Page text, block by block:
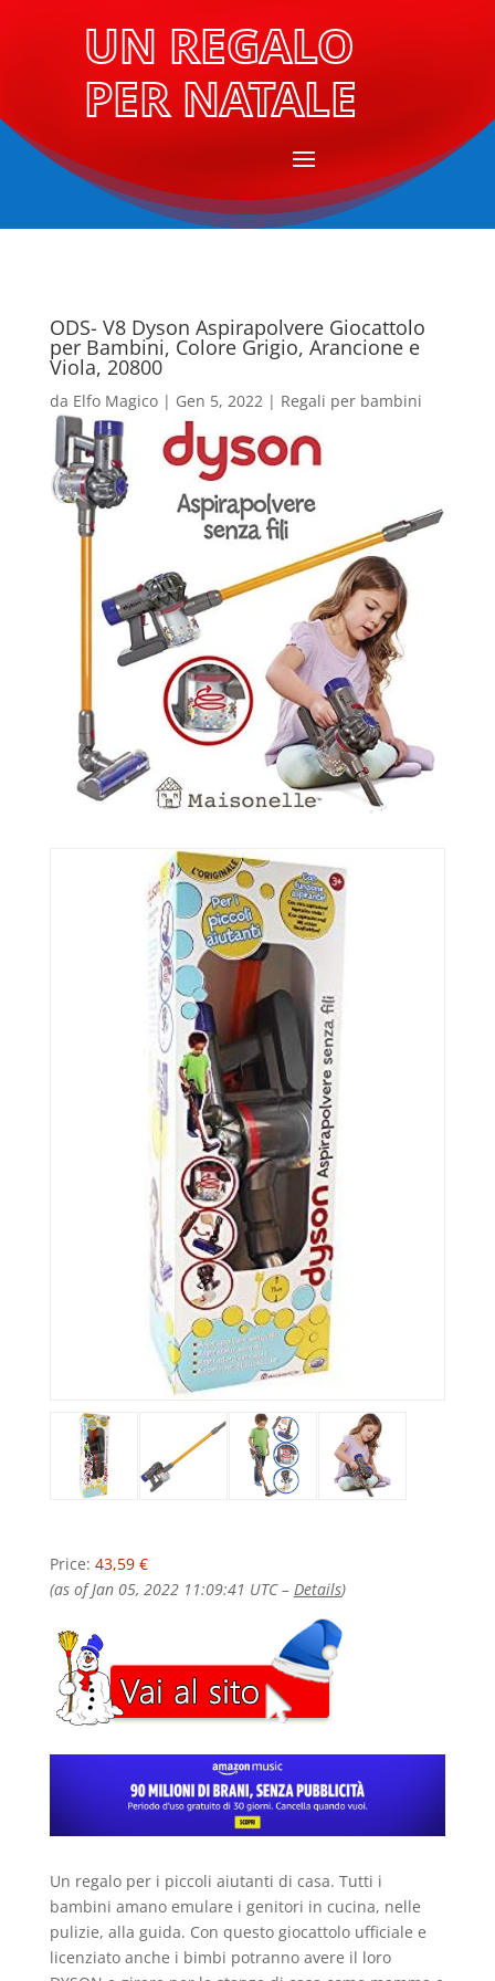
UN REGALO
PER NATALE
ODS- V8 Dyson Aspirapolvere Giocattolo
per Bambini, Colore Grigio, Arancione e
Viola, 20800
da Elfo Magico| Gen 5, 2022| Regali per bambini
Price: 43,59 €
(as of Jan 05, 2022 11:09:41 UTC – Details)
Un regalo per i piccoli aiutanti di casa. Tutti i
bambini amano emulare i genitori in cucina, nelle
pulizie, alla guida. Con questo giocattolo ufficiale e
licenziato anche i bimbi potranno avere il loro